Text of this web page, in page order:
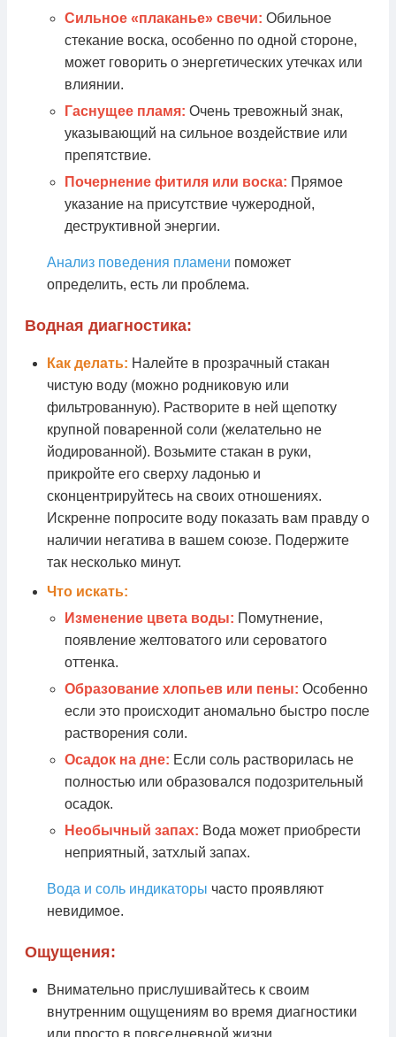
Сильное «плаканье» свечи: Обильное
стекание воска, особенно по одной стороне,
может говорить о энергетических утечках или
влиянии.
Гаснущее пламя: Очень тревожный знак,
указывающий на сильное воздействие или
препятствие.
Почернение фитиля или воска: Прямое
указание на присутствие чужеродной,
деструктивной энергии.
Анализ поведения пламени поможет
определить, есть ли проблема.
Водная диагностика:
Как делать: Налейте в прозрачный стакан
чистую воду (можно родниковую или
фильтрованную). Растворите в ней щепотку
крупной поваренной соли (желательно не
йодированной). Возьмите стакан в руки,
прикройте его сверху ладонью и
сконцентрируйтесь на своих отношениях.
Искренне попросите воду показать вам правду о
наличии негатива в вашем союзе. Подержите
так несколько минут.
Что искать:
Изменение цвета воды: Помутнение,
появление желтоватого или сероватого
оттенка.
Образование хлопьев или пены: Особенно
если это происходит аномально быстро после
растворения соли.
Осадок на дне: Если соль растворилась не
полностью или образовался подозрительный
осадок.
Необычный запах: Вода может приобрести
неприятный, затхлый запах.
Вода и соль индикаторы часто проявляют
невидимое.
Ощущения:
Внимательно прислушивайтесь к своим
внутренним ощущениям во время диагностики
или просто в повседневной жизни.